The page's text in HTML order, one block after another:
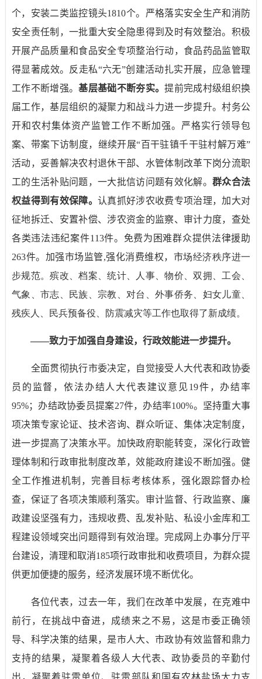
个，安装二类监控镜头1810个。严格落实安全生产和消防
安全责任制，一批重大安全隐患得到及时有效整治。积极
开展产品质量和食品安全专项整治行动，食品药品监管取
得显著成效。反走私“六无”创建活动扎实开展，应急管理
工作不断增强。基层基础不断夯实。提前完成村级组织换
届工作，基层组织的凝聚力和战斗力进一步提升。村务公
开和农村集体资产监管工作不断加强。 严格实行领导包
案、带案下访制度， 继续开展“百干驻镇千干驻村解万难”
活动， 妥善解决农村退休干部、水管体制改革下岗分流职
工的生活补贴问题， 一大批信访问题有效化解。群众合法
权益得到有效保障。 认真抓好涉农收费专项治理，加大对
征地拆迁、安置补偿、涉农资金的监察、审计力度，查处
各类违法违纪案件113件。 免费为 困难群众提供法律援助
263件。加强市场监管,强化消费维权，市场经济秩序进一
步规范。殡改、档案、统计、人事、物价、双拥、工会、
气象、市志、民族、宗教、对台、外事侨务、妇女儿童、
残疾人、民兵预备役、防震减灾等工作也取得了新成绩。
——致力于加强自身建设，行政效能进一步提升。
全面贯彻执行市委决定，自觉接受人大代表和政协委
员的监督，依法办结人大代表建议意见 19件，办结率
95%；办结政协委员提案27件，办结率100%。坚持重大事
项决策专家论证、技术咨询、群众听证、集体决定制度，
进一步提高了决策水平。加快政府职能转变，深化行政管
理体制和行政审批制度改革，效能政府建设不断加强。健
全工作推进机制，完善目标考核体系，强化跟踪督办检
查，保证了各项决策顺利落实。审计监督、行政监察、廉
政建设坚强有力，违规收费、乱发补贴、私设小金库和工
程建设领域突出问题得到有效治理。完成网上办事分厅平
台建设，清理和取消185项行政审批和收费项目，为群众提
供更加便捷的服务，经济发展环境不断优化。
各位代表，过去一年，我们在改革中发展，在克难中
前行，在挑战中奋进，成绩来之不易，这是市委正确领
导、科学决策的结果，是市人大、市政协有效监督和鼎力
支持的结果，凝聚着各级人大代表、政协委员的辛勤付
出，凝聚着驻雷单位、驻雷部队和国有农林盐场大力支